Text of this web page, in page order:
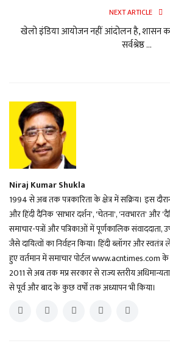
NEXT ARTICLE
खेलो इंडिया आयोजन नहीं आंदोलन है, शासन का
सर्वश्रेष्ठ ...
Niraj Kumar Shukla
1994 से अब तक पत्रकारिता के क्षेत्र में सक्रिय। इस
और हिंदी दैनिक 'साभार दर्शन', 'चेतना', 'नवभारत' और
समाचार-पत्रों और पत्रिकाओं में पूर्णकालिक
जैसे दायित्वों का निर्वहन किया। हिंदी ब्लॉगर और
हुए वर्तमान में समाचार पोर्टल www.acntimes.com
2011 से अब तक मप्र सरकार से राज्य स्तरीय अधिमान्यता
से पूर्व और बाद के कुछ वर्षों तक अध्यापन भी किया।